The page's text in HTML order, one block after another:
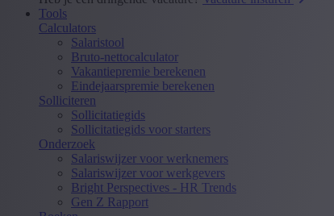
Tools
Calculators
Salaristool
Bruto-nettocalculator
Vakantiepremie berekenen
Eindejaarspremie berekenen
Solliciteren
Sollicitatiegids
Sollicitatiegids voor starters
Onderzoek
Salariswijzer voor werknemers
Salariswijzer voor werkgevers
Bright Perspectives - HR Trends
Gen Z Rapport